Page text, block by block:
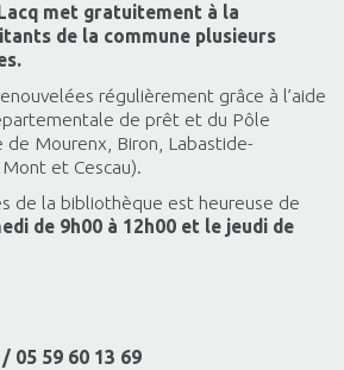
met gratuitement à la
de la commune plusieurs
régulièrement grâce à l’aide
de prêt et du Pôle
de Mourenx, Biron, Labastide-
et Cescau).
de la bibliothèque est heureuse de
de 9h00 à 12h00 et le jeudi de
05 59 60 13 69